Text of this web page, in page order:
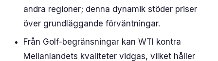
andra regioner; denna dynamik stöder priser
över grundläggande förväntningar.
Från Golf-begränsningar kan WTI kontra
Mellanlandets kvaliteter vidgas, vilket håller